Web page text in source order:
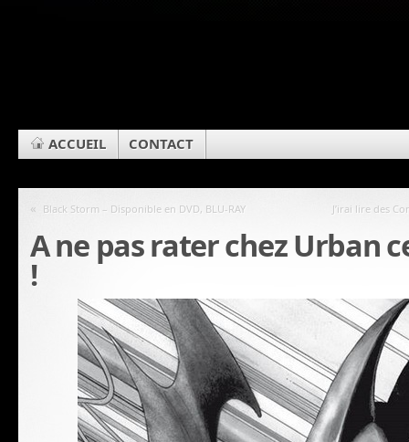
ACCUEIL CONTACT
« Black Storm – Disponible en DVD, BLU-RAY J’irai lire des
A ne pas rater chez Urban
!